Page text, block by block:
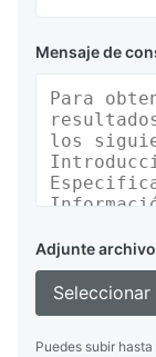
Mensaje de
Adjunte
Puedes subir